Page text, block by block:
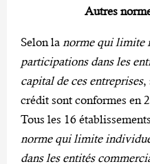
Autres
Selon la norme qui limite
participations dans les
capital de ces entreprises,
crédit sont conformes en
Tous les 16
norme qui limite
dans les entités